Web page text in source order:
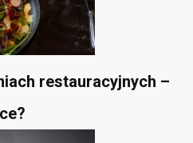
restauracyjnych –